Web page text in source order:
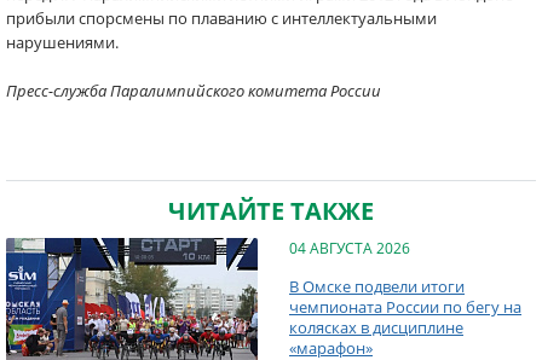
прибыли спорсмены по плаванию с интеллектуальными
нарушениями.
Пресс-служба Паралимпийского комитета России
ЧИТАЙТЕ ТАКЖЕ
04 АВГУСТА 2026
В Омске подвели итоги
чемпионата России по бегу на
колясках в дисциплине
«марафон»